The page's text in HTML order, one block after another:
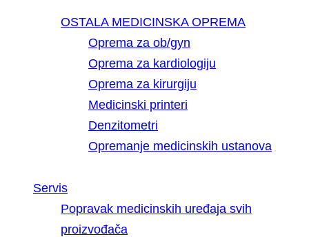
OSTALA MEDICINSKA OPREMA
Oprema za ob/gyn
Oprema za kardiologiju
Oprema za kirurgiju
Medicinski printeri
Denzitometri
Opremanje medicinskih ustanova
Servis
Popravak medicinskih uređaja svih
proizvođača